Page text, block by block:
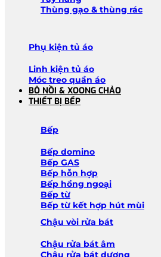
Thùng gạo & thùng rác
Phụ kiện tủ áo
Linh kiện tủ áo
Móc treo quần áo
BỘ NỒI & XOONG CHẢO
THIẾT BỊ BẾP
Bếp
Bếp domino
Bếp GAS
Bếp hỗn hợp
Bếp hồng ngoại
Bếp từ
Bếp từ kết hợp hút mùi
Chậu vòi rửa bát
Chậu rửa bát âm
Chậu rửa bát dương